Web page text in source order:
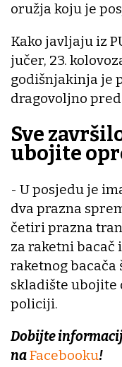
oružja koju je
Kako javljaju iz
jučer, 23.
godišnjakinja je
dragovoljno
Sve
ubojite
- U posjedu je
dva prazna
četiri prazna
za raketni
raketnog bacača
skladište ubojite
policiji.
Dobijte
naFacebooku!